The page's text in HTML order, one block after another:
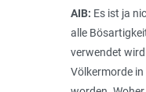
AIB: Es ist ja
alle
verwendet
Völkermorde